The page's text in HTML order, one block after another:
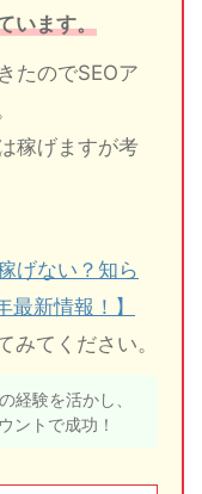
います。
たのでSEOア
稼げますが考
げない？知ら
新情報！】
みてください。
経験を活かし、
ントで成功！